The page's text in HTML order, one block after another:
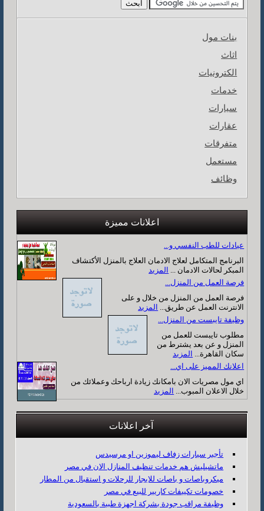
بنات مول
اثاث
الكترونيات
خدمات
سيارات
عقارات
متفرقات
مستعمل
وظائف
اعلانات مميزة
عيادات للطب النفسي و...
البرنامج المتكامل لعلاج الادمان العلاج بالمنزل الأكتشاف
المبكر لحالات الادمان ... المزيد
فرصة العمل من المنزل...
فرصة العمل من المنزل من خلال و على
الانترنت العمل عن طريق... المزيد
وظيفة تايبست من المنزل...
مطلوب تايبست للعمل من
المنزل و عن بعد يشترط من
سكان القاهرة... المزيد
اعلانك المميز على اي...
اي مول مصريات الان بامكانك زيادة ارباحك وعملائك من
خلال الاعلان المبوب... المزيد
آخر اعلانات
تأجير سيارات زفاف ليموزين او مرسيدس
ماتشيليش هم خدمات تنظيف المنازل الان في مصر
ميكروباصات و باصات للايجار للرحلات و استقبال من المطار
خصومات تكييفات كاريير للبيع في مصر
وظيفة مراقب جودة بشركة اجهزة طبية بالسعودية